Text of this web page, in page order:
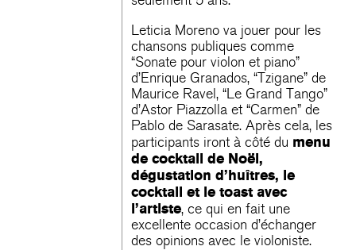
Leticia Moreno va jouer pour les
chansons publiques comme
“Sonate pour violon et piano”
d’Enrique Granados, “Tzigane” de
Maurice Ravel, “Le Grand Tango”
d’Astor Piazzolla et “Carmen” de
Pablo de Sarasate. Après cela, les
participants iront à côté du menu
de cocktail de Noël,
dégustation d’huîtres, le
cocktail et le toast avec
l’artiste, ce qui en fait une
excellente occasion d’échanger
des opinions avec le violoniste.